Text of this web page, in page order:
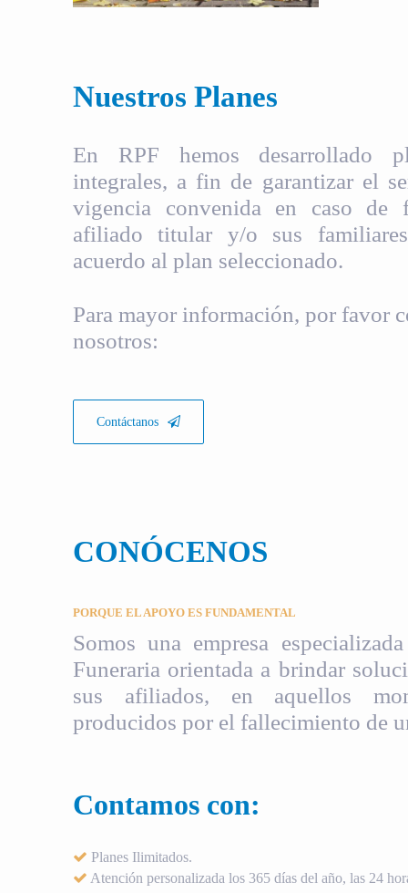
Nuestros Planes
En RPF hemos desarrollado
integrales, a fin de garantizar el
vigencia convenida en caso de
afiliado titular y/o sus
acuerdo al plan seleccionado.
Para mayor información, por favor
nosotros:
Contáctanos
CONÓCENOS
PORQUE EL APOYO ES FUNDAMENTAL
Somos una empresa
Funeraria orientada a brindar
sus afiliados, en aquellos
producidos por el fallecimiento de
Contamos con:
Planes Ilimitados.
Atención personalizada los 365 días del año, las 24